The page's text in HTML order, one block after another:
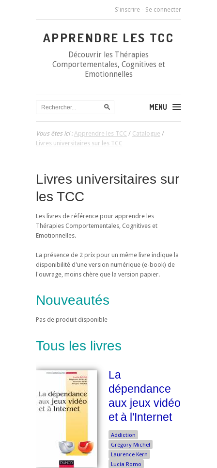
S'inscrire - Se connecter
APPRENDRE LES TCC
Découvrir les Thérapies
Comportementales, Cognitives et
Emotionnelles
MENU
Vous êtes ici :Apprendre les TCC / Catalogue /
Livres universitaires sur les TCC
Livres universitaires sur
les TCC
Les livres de référence pour apprendre les
Thérapies Comportementales, Cognitives et
Emotionnelles.
La présence de 2 prix pour un même livre indique la
disponibilité d'une version numérique (e-book) de
l'ouvrage, moins chère que la version papier.
Nouveautés
Pas de produit disponible
Tous les livres
La
dépendance
aux jeux vidéo
et à l'Internet
Addiction
Grégory Michel
Laurence Kern
Lucia Romo